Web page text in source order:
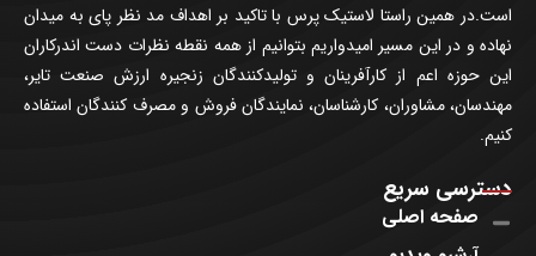
است.در همین راستا لاستیک پرس با تاکید بر اهداف مد نظر پای به میدان
نهاده و در این مسیر امیدواریم بتوانیم از همه نقطه نظرات دست اندرکاران
این حوزه اعم از کارآفرینان و تولیدکنندگان زنجیره ارزش صنعت تایر،
مهندسان، مشاوران، کارشناسان، نمایندگان فروش و مصرف کنندگان استفاده
کنیم.
دسترسی سریع
صفحه اصلی